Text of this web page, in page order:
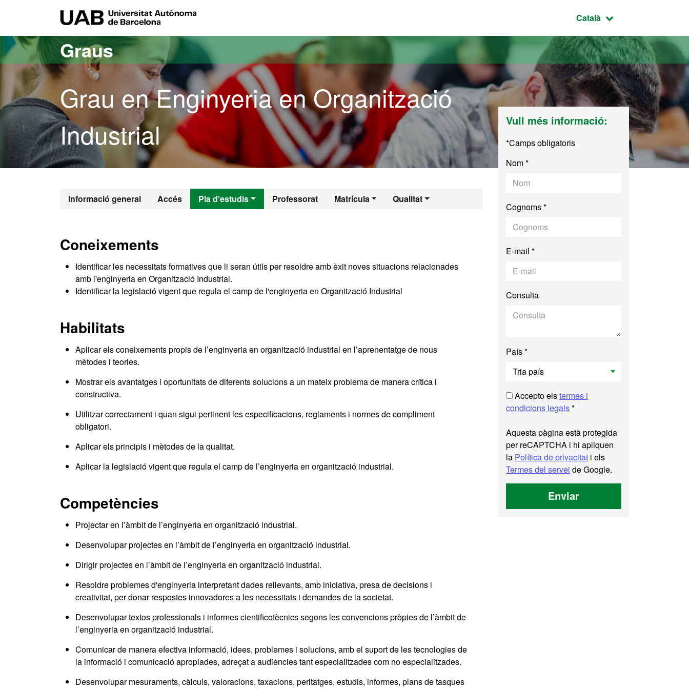
Idioma seleccionat:
Català
Graus
Grau en Enginyeria en Organització
Industrial
Informació general Accés Pla d'estudis Professorat Matrícula Qualitat
Grau en Enginyeria en Organització Industrial
Coneixements
Identificar les necessitats formatives que li seran útils per resoldre amb èxit noves situacions relacionades
amb l'enginyeria en Organització Industrial.
Identificar la legislació vigent que regula el camp de l'enginyeria en Organització Industrial
Habilitats
Aplicar els coneixements propis de l’enginyeria en organització industrial en l’aprenentatge de nous
mètodes i teories.
Mostrar els avantatges i oportunitats de diferents solucions a un mateix problema de manera crítica i
constructiva.
Utilitzar correctament i quan sigui pertinent les especificacions, reglaments i normes de compliment
obligatori.
Aplicar els principis i mètodes de la qualitat.
Aplicar la legislació vigent que regula el camp de l’enginyeria en organització industrial.
Competències
Projectar en l’àmbit de l’enginyeria en organització industrial.
Desenvolupar projectes en l’àmbit de l’enginyeria en organització industrial.
Dirigir projectes en l’àmbit de l’enginyeria en organització industrial.
Resoldre problemes d'enginyeria interpretant dades rellevants, amb iniciativa, presa de decisions i
creativitat, per donar respostes innovadores a les necessitats i demandes de la societat.
Desenvolupar textos professionals i informes cientificotècnics segons les convencions pròpies de l’àmbit de
l’enginyeria en organització industrial.
Comunicar de manera efectiva informació, idees, problemes i solucions, amb el suport de les tecnologies de
la informació i comunicació apropiades, adreçat a audiències tant especialitzades com no especialitzades.
Desenvolupar mesuraments, càlculs, valoracions, taxacions, peritatges, estudis, informes, plans de tasques
Vull més informació:
*Camps obligatoris
Nom *
Cognoms *
E-mail *
Consulta
País *
Accepto elstermes i
condicions legals*
Aquesta pàgina està protegida
per reCAPTCHA i hi apliquen
la Política de privacitat i els
Termes del servei de Google.
Enviar